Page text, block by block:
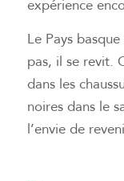
expérience
Le Pays
pas, il se revit.
dans les
noires dans le
l’envie de